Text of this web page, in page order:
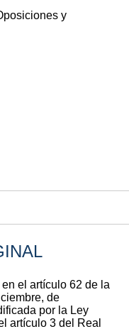
y
el artículo 62 de la
de
por la Ley
artículo 3 del Real